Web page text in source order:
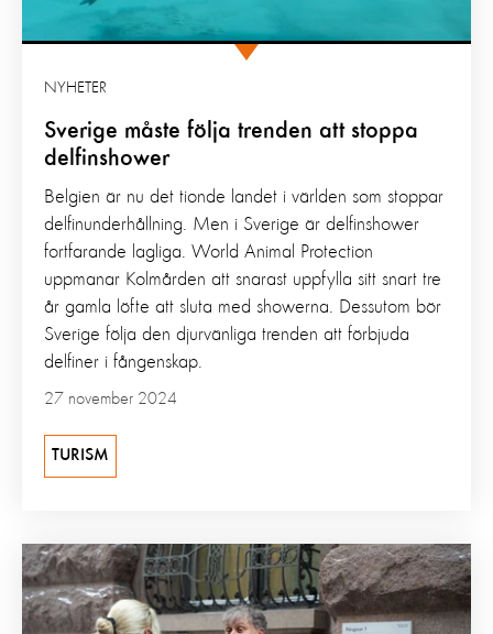
Sverige måste följa trenden att stoppa
delfinshower
NYHETER
Belgien är nu det tionde landet i världen som stoppar
delfinunderhållning. Men i Sverige är delfinshower
fortfarande lagliga. World Animal Protection
uppmanar Kolmården att snarast uppfylla sitt snart tre
år gamla löfte att sluta med showerna. Dessutom bör
Sverige följa den djurvänliga trenden att förbjuda
delfiner i fångenskap.
27 november 2024
TURISM